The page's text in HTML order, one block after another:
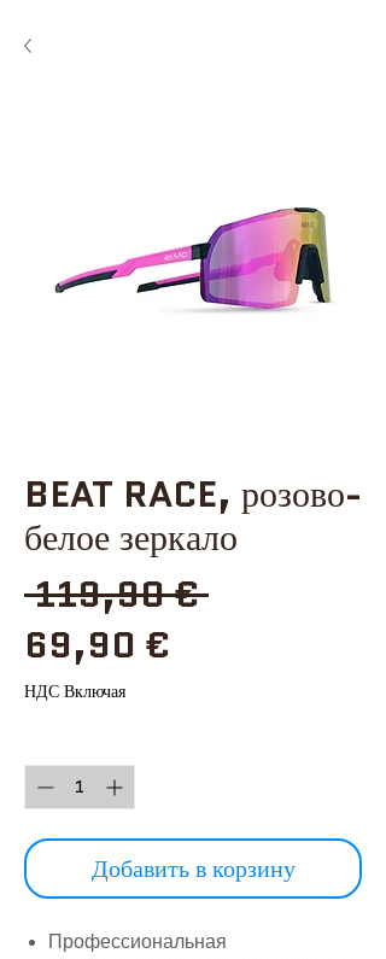
BEAT RACE, розово-
белое зеркало
119,90 € Обычная
69,90 €
НДС Включая
Добавить в корзину
Профессиональная